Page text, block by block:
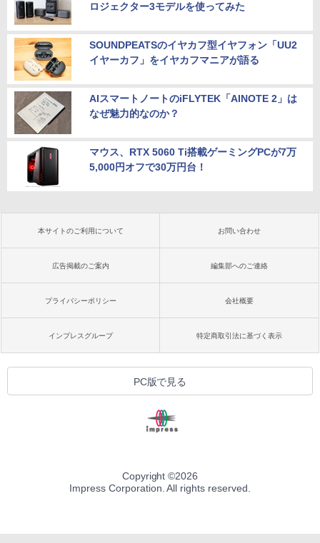
ロジェクター3モデルを使ってみた
SOUNDPEATSのイヤカフ型イヤフォン「UU2
イヤーカフ」をイヤカフマニアが語る
AIスマートノートのiFLYTEK「AINOTE 2」は
なぜ魅力的なのか？
マウス、RTX 5060 Ti搭載ゲーミングPCが7万
5,000円オフで30万円台！
本サイトのご利用について お問い合わせ
広告掲載のご案内 編集部へのご連絡
プライバシーポリシー 会社概要
インプレスグループ 特定商取引法に基づく表示
PC版で見る
Copyright ©2026
Impress Corporation. All rights reserved.